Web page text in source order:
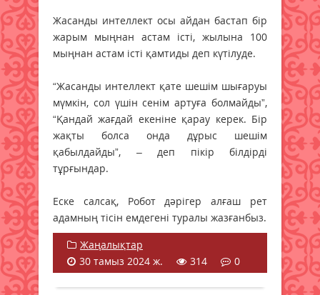
Жасанды интеллект осы айдан бастап бір
жарым мыңнан астам істі, жылына 100
мыңнан астам істі қамтиды деп күтілуде.
“Жасанды интеллект қате шешім шығаруы
мүмкін, сол үшін сенім артуға болмайды”,
“Қандай жағдай екеніне қарау керек. Бір
жақты болса онда дұрыс шешім
қабылдайды”, – деп пікір білдірді
тұрғындар.
Еске салсақ, Робот дәрігер алғаш рет
адамның тісін емдегені туралы жазғанбыз.
Жаңалықтар
30 тамыз 2024 ж.
314 0